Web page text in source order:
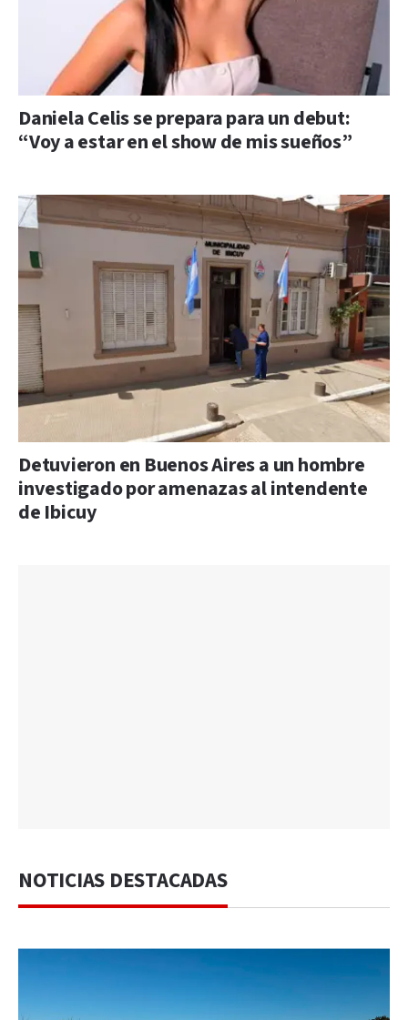
Daniela Celis se prepara para un debut:
“Voy a estar en el show de mis sueños”
Detuvieron en Buenos Aires a un hombre
investigado por amenazas al intendente
de Ibicuy
NOTICIAS DESTACADAS